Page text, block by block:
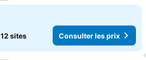
12 sites Consulter les prix